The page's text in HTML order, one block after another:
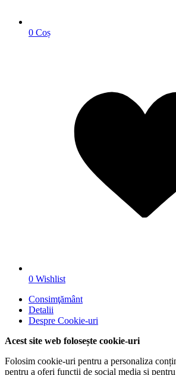
0 Coș
0 Wishlist
Consimţământ
Detalii
Despre Cookie-uri
Acest site web folosește cookie-uri
Folosim cookie-uri pentru a personaliza
pentru a oferi funcții de social media și